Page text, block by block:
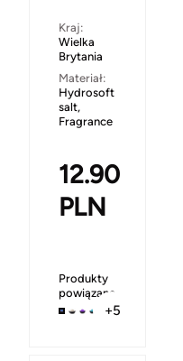
Kraj:
Wielka
Brytania
Materiał:
Hydrosoft
salt,
Fragrance
12.90
PLN
Produkty
powiązane
+5